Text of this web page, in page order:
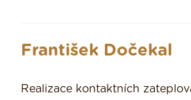
František Dočekal
Realizace kontaktních